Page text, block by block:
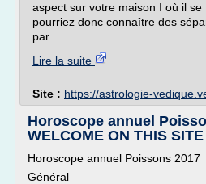
aspect sur votre maison I où il
pourriez donc connaître des
par...
Lire la suite
Site : https://astrologie-
Horoscope annuel
WELCOME ON THIS SITE
Horoscope annuel Poissons 2017
Général